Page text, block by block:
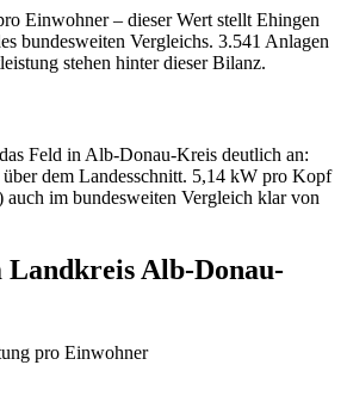
Einwohner – dieser Wert stellt Ehingen
bundesweiten Vergleichs. 3.541 Anlagen
stehen hinter dieser Bilanz.
Feld in Alb-Donau-Kreis deutlich an:
dem Landesschnitt. 5,14 kW pro Kopf
auch im bundesweiten Vergleich klar von
Landkreis Alb-Donau-
pro Einwohner